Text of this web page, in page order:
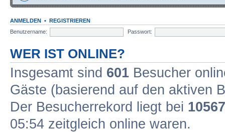
ANMELDEN • REGISTRIEREN
Benutzername:
Passwort:
WER IST ONLINE?
Insgesamt sind 601 Besucher
Gäste (basierend auf den aktiven
Der Besucherrekord liegt bei 10567
05:54 zeitgleich online waren.